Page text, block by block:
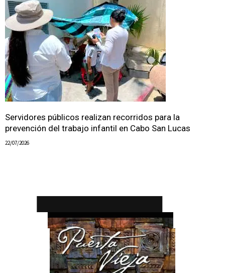
Servidores públicos realizan recorridos para la
prevención del trabajo infantil en Cabo San Lucas
22/07/2026